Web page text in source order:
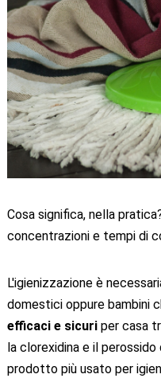
Cosa significa, nella
concentrazioni e tempi di
L'igienizzazione è
domestici oppure bambini
efficaci e sicuriper casa
la clorexidina e il
prodotto più usato per